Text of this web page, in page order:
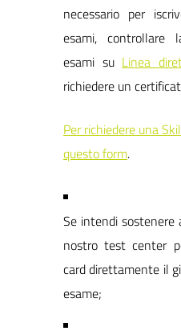
necessario per
esami, controllare
esami su Linea
richiedere un
Per richiedere una
questo form.
Se intendi sostenere
nostro test center
card direttamente il
esame;